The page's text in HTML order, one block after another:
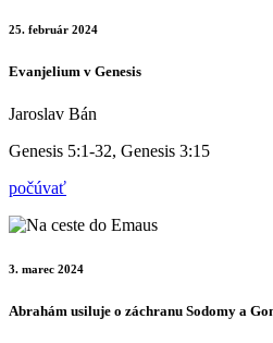
25. február 2024
Evanjelium v Genesis
Jaroslav Bán
Genesis 5:1-32, Genesis 3:15
počúvať
3. marec 2024
Abrahám usiluje o záchranu Sodomy a